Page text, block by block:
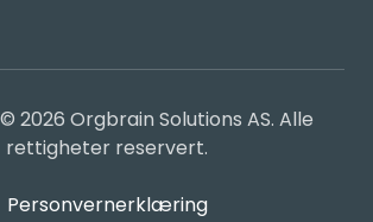
2026 Orgbrain Solutions AS. Alle
rettigheter reservert.
Personvernerklæring